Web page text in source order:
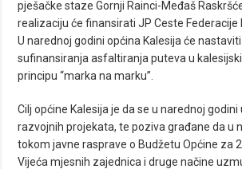
pješačke staze Gornji Rainci-Međaš
realizaciju će finansirati JP Ceste Federacije
U narednoj godini općina Kalesija će
sufinansiranja asfaltiranja puteva u
principu “marka na marku”.
Cilj općine Kalesija je da se u narednoj godini
razvojnih projekata, te poziva građane da u
tokom javne rasprave o Budžetu Općine za
Vijeća mjesnih zajednica i druge načine